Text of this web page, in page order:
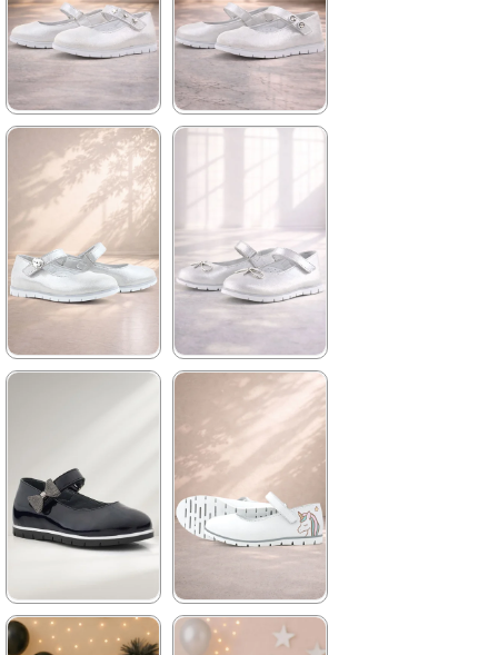
%42İndirim
Ücretsiz
Kargo
%42İndirim
Ücretsiz
Kargo
★ ★ ★ ★
1.739,90 ₺
2.979,90 ₺
%42İndirim
Ücretsiz
Kargo
%42İndirim
Ücretsiz
Kargo
%42İndirim
Ücretsiz
Kargo
★ ★
1.739,90 ₺
2.979,90 ₺
%42İndirim
Ücretsiz
Kargo
★ ★ ★ ★ ★ ★ ★ ★ ★